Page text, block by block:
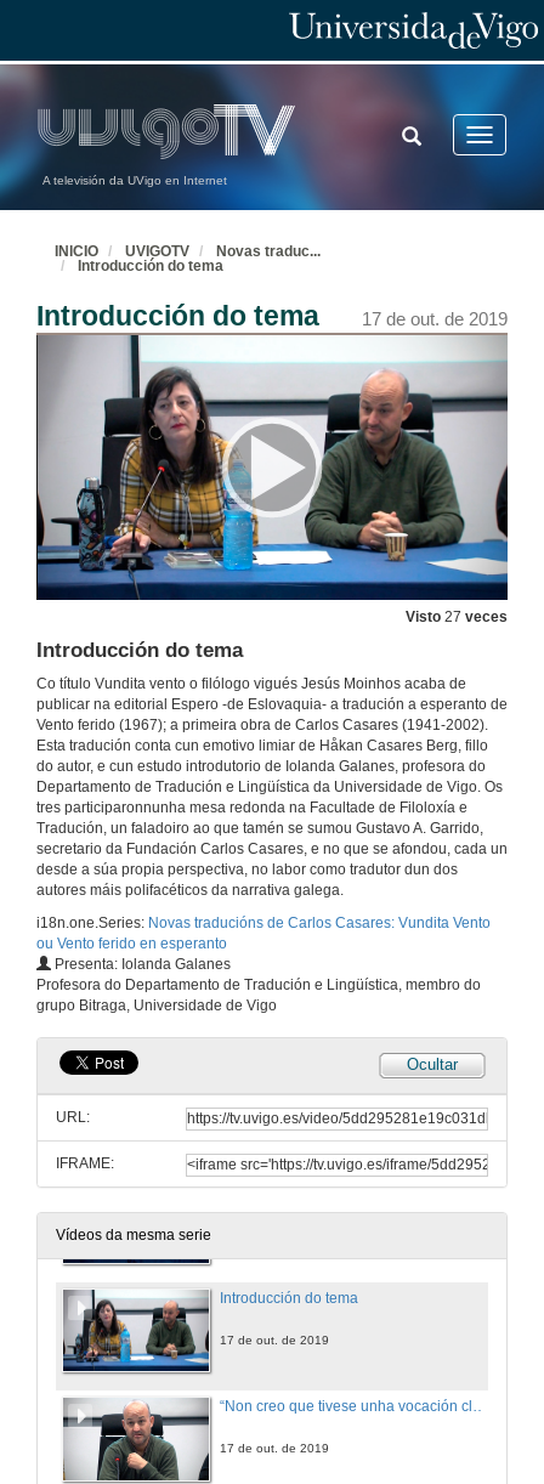
A televisión da UVigo en Internet
Toggle
TOGGLE
SEARCH
INICIO UVIGOTV Novas traduc...
Introducción do tema
Introducción do tema 17 de out. de 2019
Visto 27 veces
Introducción do tema
Co título Vundita vento o filólogo vigués Jesús Moinhos acaba de
publicar na editorial Espero -de Eslovaquia- a tradución a esperanto de
Vento ferido (1967); a primeira obra de Carlos Casares (1941-2002).
Esta tradución conta cun emotivo limiar de Håkan Casares Berg, fillo
do autor, e cun estudo introdutorio de Iolanda Galanes, profesora do
Departamento de Tradución e Lingüística da Universidade de Vigo. Os
tres participaronnunha mesa redonda na Facultade de Filoloxía e
Tradución, un faladoiro ao que tamén se sumou Gustavo A. Garrido,
secretario da Fundación Carlos Casares, e no que se afondou, cada un
desde a súa propia perspectiva, no labor como tradutor dun dos
autores máis polifacéticos da narrativa galega.
i18n.one.Series: Novas traducións de Carlos Casares: Vundita Vento
ou Vento ferido en esperanto
Presenta: Iolanda Galanes
Profesora do Departamento de Tradución e Lingüística, membro do
grupo Bitraga, Universidade de Vigo
Ocultar
URL:
IFRAME:
Vídeos da mesma serie
Benvida e apertura do acto
Introducción do tema
17 de out. de 2019
“Non creo que tivese unha vocación clara de tradutor, senón máis ben un sentimento de compromiso como militante cultural e lingüístico”
17 de out. de 2019